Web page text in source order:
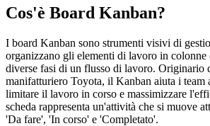
Cos'è Board Kanban?
I board Kanban sono strumenti visivi di
organizzano gli elementi di lavoro in colonne
diverse fasi di un flusso di lavoro. Originario
manifatturiero Toyota, il Kanban aiuta i team
limitare il lavoro in corso e massimizzare
scheda rappresenta un'attività che si muove
'Da fare', 'In corso' e 'Completato'.